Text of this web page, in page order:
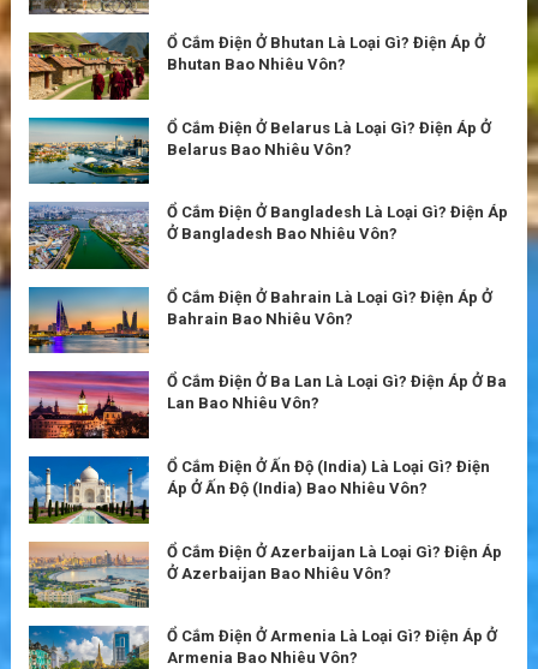
Ổ Cắm Điện Ở Bhutan Là Loại Gì? Điện Áp Ở
Bhutan Bao Nhiêu Vôn?
Ổ Cắm Điện Ở Belarus Là Loại Gì? Điện Áp Ở
Belarus Bao Nhiêu Vôn?
Ổ Cắm Điện Ở Bangladesh Là Loại Gì? Điện Áp
Ở Bangladesh Bao Nhiêu Vôn?
Ổ Cắm Điện Ở Bahrain Là Loại Gì? Điện Áp Ở
Bahrain Bao Nhiêu Vôn?
Ổ Cắm Điện Ở Ba Lan Là Loại Gì? Điện Áp Ở Ba
Lan Bao Nhiêu Vôn?
Ổ Cắm Điện Ở Ấn Độ (India) Là Loại Gì? Điện
Áp Ở Ấn Độ (India) Bao Nhiêu Vôn?
Ổ Cắm Điện Ở Azerbaijan Là Loại Gì? Điện Áp
Ở Azerbaijan Bao Nhiêu Vôn?
Ổ Cắm Điện Ở Armenia Là Loại Gì? Điện Áp Ở
Armenia Bao Nhiêu Vôn?